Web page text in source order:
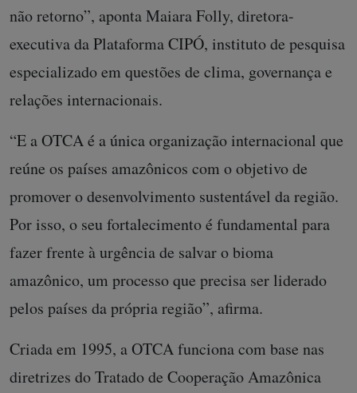
não retorno”, aponta Maiara Folly, diretora-
executiva da Plataforma CIPÓ, instituto de pesquisa
especializado em questões de clima, governança e
relações internacionais.
“E a OTCA é a única organização internacional que
reúne os países amazônicos com o objetivo de
promover o desenvolvimento sustentável da região.
Por isso, o seu fortalecimento é fundamental para
fazer frente à urgência de salvar o bioma
amazônico, um processo que precisa ser liderado
pelos países da própria região”, afirma.
Criada em 1995, a OTCA funciona com base nas
diretrizes do Tratado de Cooperação Amazônica